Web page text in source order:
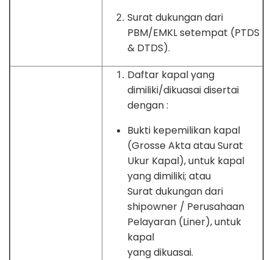
Surat dukungan dari
PBM/EMKL setempat (PTDS
& DTDS).
Daftar kapal yang
dimiliki/dikuasai disertai
dengan :
Bukti kepemilikan kapal
(Grosse Akta atau Surat
Ukur Kapal), untuk kapal
yang dimiliki; atau
Surat dukungan dari
shipowner / Perusahaan
Pelayaran (Liner), untuk
kapal
yang dikuasai.